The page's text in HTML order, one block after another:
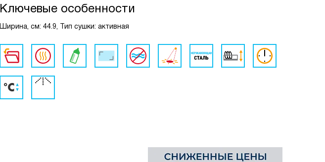
Ключевые особенности
Ширина, см: 44.9, Тип сушки: активная